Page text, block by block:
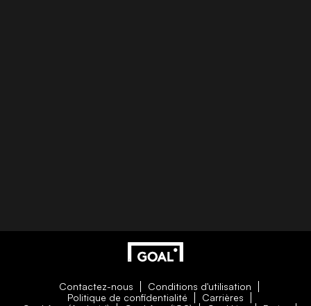
Contactez-nous
Conditions d'utilisation
Politique de confidentialité
Carrières